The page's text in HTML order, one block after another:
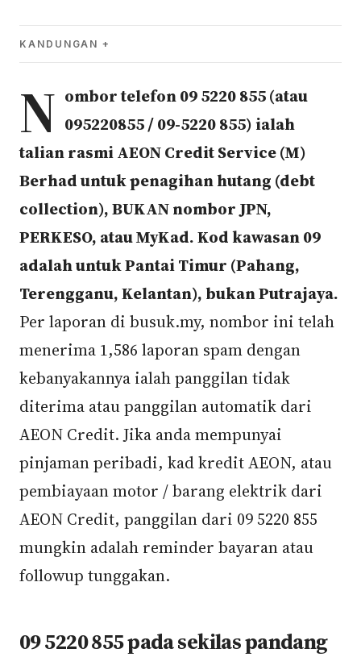
KANDUNGAN
N ombor telefon 09 5220 855 (atau
095220855 / 09-5220 855) ialah
talian rasmi AEON Credit Service (M)
Berhad untuk penagihan hutang (debt
collection), BUKAN nombor JPN,
PERKESO, atau MyKad. Kod kawasan 09
adalah untuk Pantai Timur (Pahang,
Terengganu, Kelantan), bukan Putrajaya.
Per laporan di busuk.my, nombor ini telah
menerima 1,586 laporan spam dengan
kebanyakannya ialah panggilan tidak
diterima atau panggilan automatik dari
AEON Credit. Jika anda mempunyai
pinjaman peribadi, kad kredit AEON, atau
pembiayaan motor / barang elektrik dari
AEON Credit, panggilan dari 09 5220 855
mungkin adalah reminder bayaran atau
followup tunggakan.
09 5220 855 pada sekilas pandang